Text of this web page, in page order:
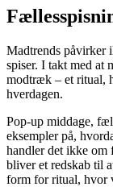
Madtrends påvirker
spiser. I takt med at
modtræk – et ritual,
hverdagen.
Pop-up middage,
eksempler på,
handler det ikke om
bliver et redskab til
form for ritual, hvor